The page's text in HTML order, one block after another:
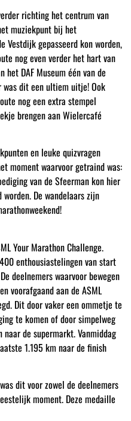
richting het centrum van
muziekpunt bij het
Vestdijk gepasseerd kon worden,
nog even verder het hart van
het DAF Museum één van de
was dit een ultiem uitje! Ook
nog een extra stempel
brengen aan Wielercafé
en leuke quizvragen
moment waarvoor getraind was:
van de Sfeerman kon hier
De wandelaars zijn
Your Marathon Challenge.
enthousiastelingen van start
deelnemers waarvoor bewegen
voorafgaand aan de ASML
Dit door vaker een ommetje te
te komen of door simpelweg
de supermarkt. Vanmiddag
1.195 km naar de finish
dit voor zowel de deelnemers
moment. Deze medaille